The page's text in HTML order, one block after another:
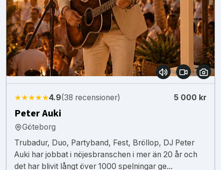
★★★★★4.9(38 recensioner) 5 000 kr
Peter Auki
Göteborg
Trubadur, Duo, Partyband, Fest, Bröllop, DJ Peter
Auki har jobbat i nöjesbranschen i mer än 20 år och
det har blivit långt över 1000 spelningar ge...